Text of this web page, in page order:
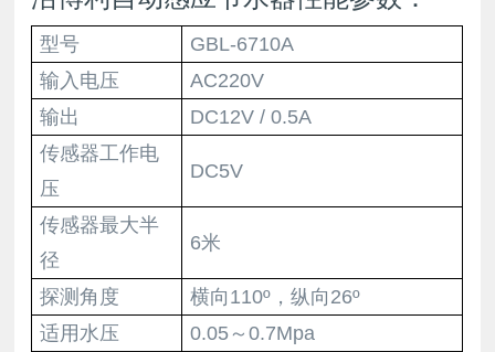
型号
GBL-6710A
输入电压
AC220V
输出
DC12V / 0.5A
传感器工作电
压
DC5V
传感器最大半
径
6米
探测角度
横向110º，纵向26º
适用水压
0.05～0.7Mpa